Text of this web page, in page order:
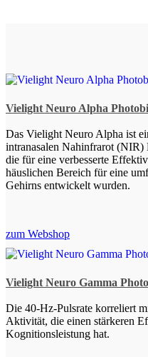
Vielight Neuro Alpha
Das Vielight Neuro Alpha ist
intranasalen Nahinfrarot (NIR)
die für eine verbesserte
häuslichen Bereich für eine
Gehirns entwickelt wurden.
zum Webshop
Vielight Neuro Gamma
Die 40-Hz-Pulsrate korreliert
Aktivität, die einen stärkeren
Kognitionsleistung hat.